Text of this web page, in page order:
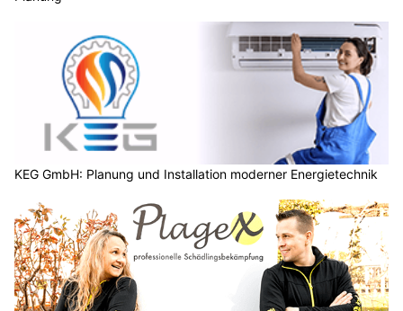
KEG GmbH: Planung und Installation moderner Energietechnik